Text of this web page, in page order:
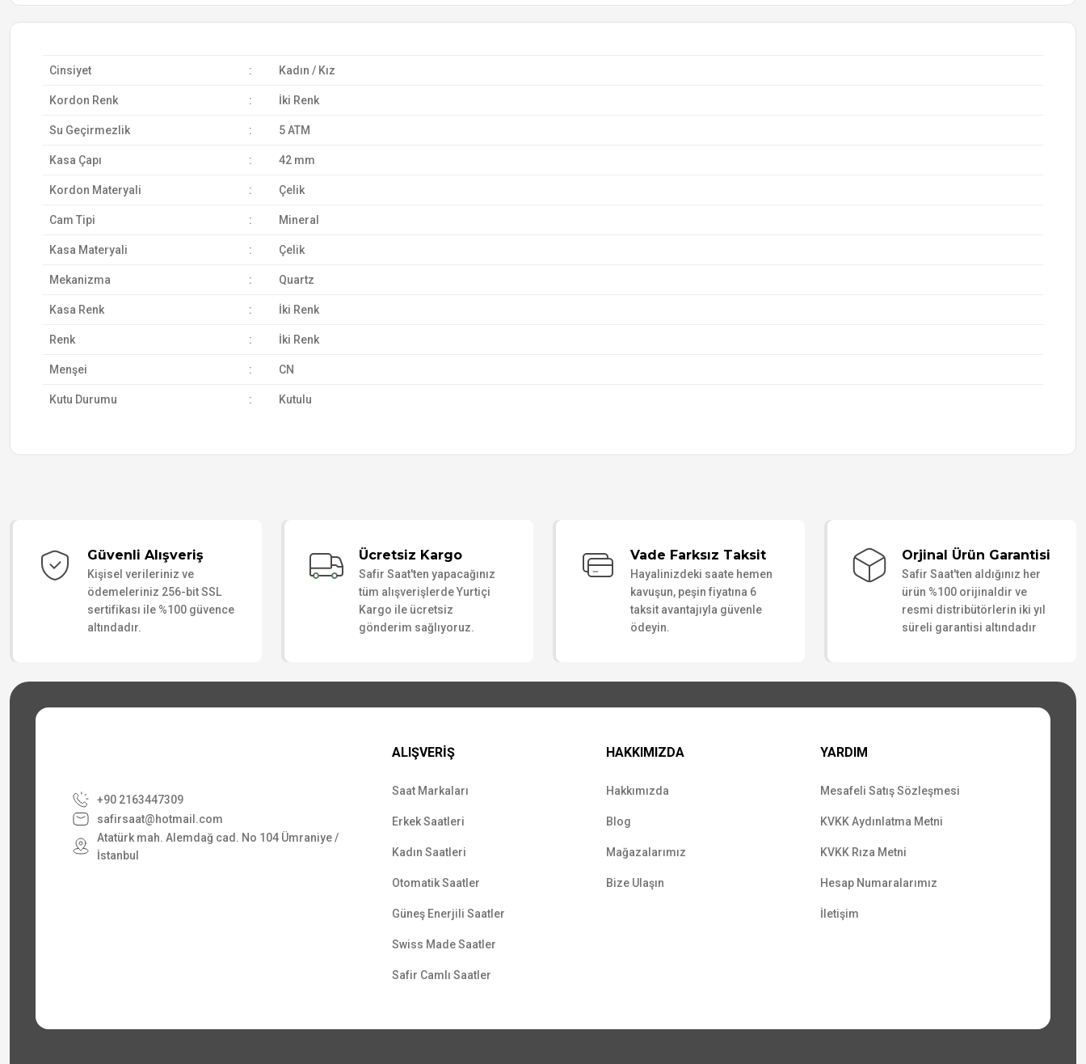
Cinsiyet : Kadın / Kız
Kordon Renk : İki Renk
Su Geçirmezlik : 5 ATM
Kasa Çapı : 42 mm
Kordon Materyali : Çelik
Cam Tipi : Mineral
Kasa Materyali : Çelik
Mekanizma : Quartz
Kasa Renk : İki Renk
Renk : İki Renk
Menşei : CN
Kutu Durumu : Kutulu
Güvenli Alışveriş
Kişisel verileriniz ve
ödemeleriniz 256-bit SSL
sertifikası ile %100 güvence
altındadır.
Ücretsiz Kargo
Safir Saat'ten yapacağınız
tüm alışverişlerde Yurtiçi
Kargo ile ücretsiz
gönderim sağlıyoruz.
Vade Farksız Taksit
Hayalinizdeki saate hemen
kavuşun, peşin fiyatına 6
taksit avantajıyla güvenle
ödeyin.
Orjinal Ürün Garantisi
Safir Saat'ten aldığınız her
ürün %100 orijinaldir ve
resmi distribütörlerin iki yıl
süreli garantisi altındadır
+90 2163447309
safirsaat@hotmail.com
Atatürk mah. Alemdağ cad. No 104 Ümraniye /
İstanbul
ALIŞVERİŞ
Saat Markaları
Erkek Saatleri
Kadın Saatleri
Otomatik Saatler
Güneş Enerjili Saatler
Swiss Made Saatler
Safir Camlı Saatler
HAKKIMIZDA
Hakkımızda
Blog
Mağazalarımız
Bize Ulaşın
YARDIM
Mesafeli Satış Sözleşmesi
KVKK Aydınlatma Metni
KVKK Rıza Metni
Hesap Numaralarımız
İletişim